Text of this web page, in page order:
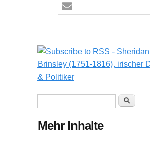
Suche
Mehr Inhalte